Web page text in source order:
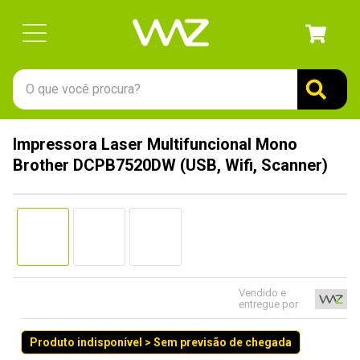
O que você procura?
Impressora Laser Multifuncional Mono
Brother DCPB7520DW (USB, Wifi, Scanner)
Vendido e
entregue por
Produto indisponível > Sem previsão de chegada
1º
gabinete
3º
ssd
5º
openbox
7º
jonsbo
8º
controle